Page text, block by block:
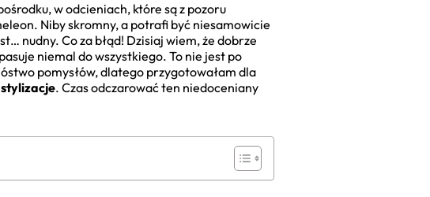
w odcieniach, które są z pozoru
Niby skromny, a potrafi być niesamowicie
nudny. Co za błąd! Dzisiaj wiem, że dobrze
niemal do wszystkiego. To nie jest po
pomysłów, dlatego przygotowałam dla
. Czas odczarować ten niedoceniany